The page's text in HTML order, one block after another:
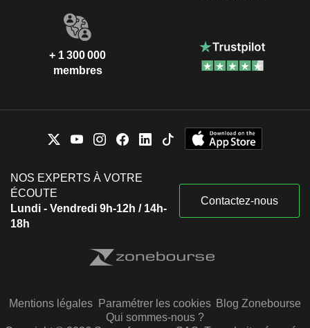
+ 1 300 000
membres
NOS EXPERTS À VOTRE
ÉCOUTE
Lundi - Vendredi 9h-12h / 14h-
18h
Contactez-nous
Mentions légales Paramétrer les cookies Blog Zonebourse
Qui sommes-nous ?